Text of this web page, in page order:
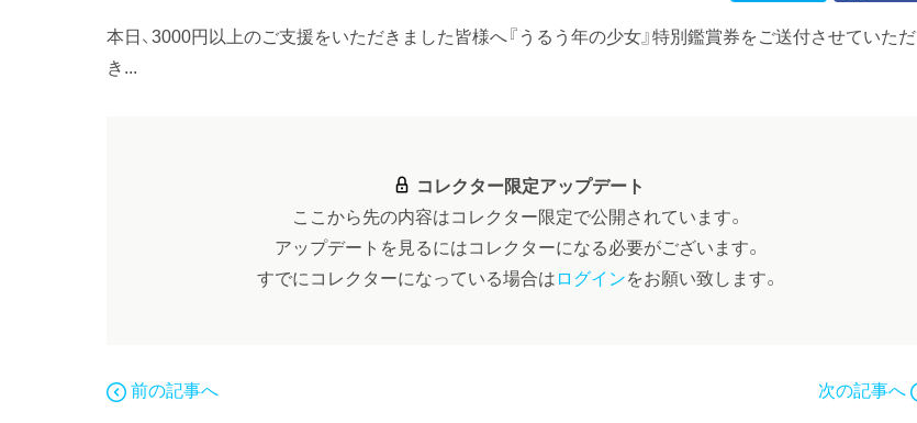
本日、3000円以上のご支援をいただきました皆様へ『うるう年の少女』特別鑑賞券をご送付させていただ
き...
コレクター限定アップデート
ここから先の内容はコレクター限定で公開されています。
アップデートを見るにはコレクターになる必要がございます。
すでにコレクターになっている場合はログインをお願い致します。
前の記事へ 次の記事へ